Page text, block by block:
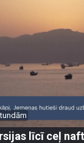
līcī ceļ